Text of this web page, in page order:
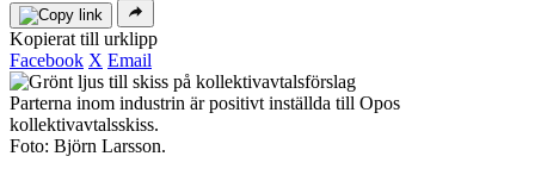
Kopierat till urklipp
Facebook X Email
Parterna inom industrin är positivt inställda till Opos
kollektivavtalsskiss.
Foto: Björn Larsson.